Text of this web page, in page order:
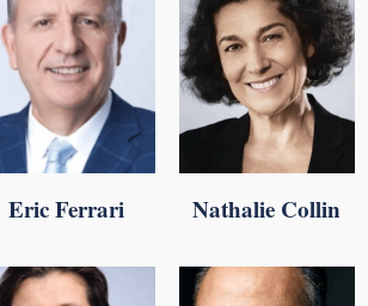
Eric Ferrari Nathalie Collin